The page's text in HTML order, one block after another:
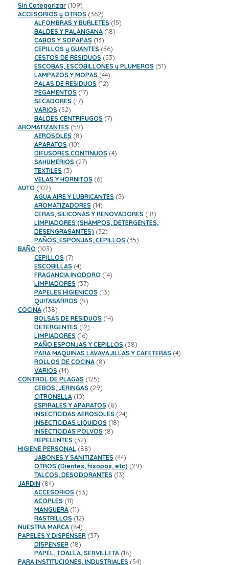
Sin Categorizar 109109
productos
ACCESORIOS y OTROS 362362
productos
ALFOMBRAS Y BURLETES 1515
BALDES Y PALANGANA 1818
CABOS Y SOPAPAS 1313
productos
CEPILLOS y GUANTES 5656
productos
CESTOS DE RESIDUOS 5353
productos
ESCOBAS, ESCOBILLONES y PLUMEROS 5151
LAMPAZOS Y MOPAS 4444
productos
PALAS DE RESIDUOS 1212
PEGAMENTOS 1717
SECADORES 1717
VARIOS 5252
productos
BALDES CENTRIFUGOS 77
AROMATIZANTES 5959
productos
AEROSOLES 88
productos
APARATOS 1010
productos
DIFUSORES CONTINUOS 44
SAHUMERIOS 2727
TEXTILES 33
productos
VELAS Y HORNITOS 66
AUTO 102102
productos
AGUA AIRE Y LUBRICANTES 55
AROMATIZADORES 1414
productos
CERAS, SILICONAS Y RENOVADORES 1818
productos
LIMPIADORES (SHAMPOS, DETERGENTES,
DESENGRASANTES) 3232
productos
PAÑOS, ESPONJAS, CEPILLOS 3535
BAÑO 103103
productos
CEPILLOS 77
productos
ESCOBILLAS 44
productos
FRAGANCIA INODORO 1414
LIMPIADORES 3737
productos
PAPELES HIGIENICOS 1313
QUITASARROS 99
COCINA 138138
productos
BOLSAS DE RESIDUOS 1414
DETERGENTES 1212
productos
LIMPIADORES 1616
productos
PAÑO ESPONJAS Y CEPILLOS 5858
productos
PARA MAQUINAS LAVAVAJILLAS Y CAFETERAS 44
ROLLOS DE COCINA 88
VARIOS 1414
productos
CONTROL DE PLAGAS 125125
productos
CEBOS, JERINGAS 2929
CITRONELLA 1010
productos
ESPIRALES Y APARATOS 88
productos
INSECTICIDAS AEROSOLES 2424
INSECTICIDAS LIQUIDOS 1818
INSECTICIDAS POLVOS 88
REPELENTES 3232
productos
HIGIENE PERSONAL 8888
productos
JABONES Y SANITIZANTES 4444
productos
OTROS (Dientes, hisopos, etc) 2929
TALCOS, DESODORANTES 1313
JARDIN 8484
productos
ACCESORIOS 5353
ACOPLES 1111
productos
MANGUERA 1111
productos
RASTRILLOS 1212
productos
NUESTRA MARCA 8484
productos
PAPELES Y DISPENSER 3737
DISPENSER 1818
productos
PAPEL, TOALLA, SERVILLETA 1818
productos
PARA INSTITUCIONES, INDUSTRIALES 5454